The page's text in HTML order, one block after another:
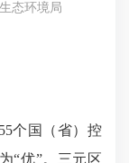
态环境局
个国（省）控
“优”。三元区